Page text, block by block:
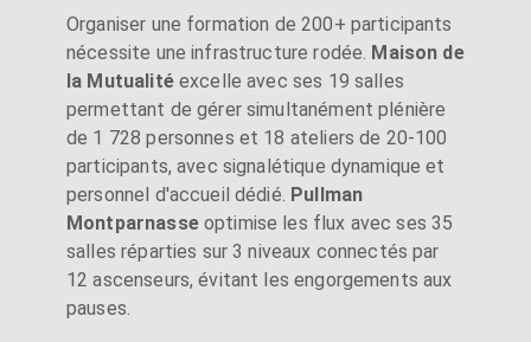
Organiser une formation de 200+ participants
nécessite une infrastructure rodée. Maison de
la Mutualitéexcelle avec ses 19 salles
permettant de gérer simultanément plénière
de 1 728 personnes et 18 ateliers de 20-100
participants, avec signalétique dynamique et
personnel d'accueil dédié. Pullman
Montparnasseoptimise les flux avec ses 35
salles réparties sur 3 niveaux connectés par
12 ascenseurs, évitant les engorgements aux
pauses.